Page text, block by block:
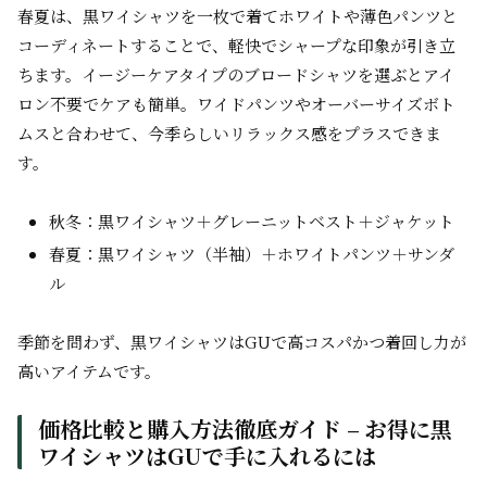
春夏は、黒ワイシャツを一枚で着てホワイトや薄色パンツと
コーディネートすることで、軽快でシャープな印象が引き立
ちます。イージーケアタイプのブロードシャツを選ぶとアイ
ロン不要でケアも簡単。ワイドパンツやオーバーサイズボト
ムスと合わせて、今季らしいリラックス感をプラスできま
す。
秋冬：黒ワイシャツ＋グレーニットベスト＋ジャケット
春夏：黒ワイシャツ（半袖）＋ホワイトパンツ＋サンダ
ル
季節を問わず、黒ワイシャツはGUで高コスパかつ着回し力が
高いアイテムです。
価格比較と購入方法徹底ガイド – お得に黒
ワイシャツはGUで手に入れるには